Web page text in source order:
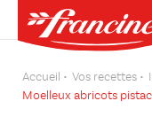
Accueil Vos recettes
Moelleux abricots